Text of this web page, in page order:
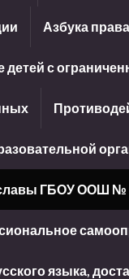
Азбука права
с
ГБОУ ООШ №
языка,